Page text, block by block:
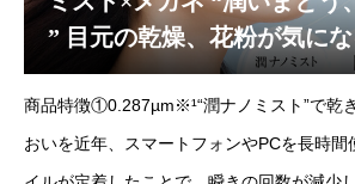
” 目元の乾燥、花粉が気に
に。「Mistee」が新発売
商品特徴①0.287µm※¹“潤ナノミスト”で乾
おいを近年、スマートフォンやPCを長時間